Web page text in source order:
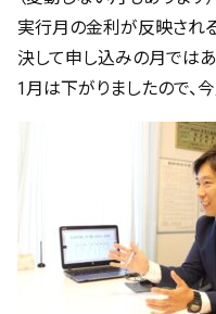
実行月の金利が反映され
決して申し込みの月ではあ
1月は下がりましたので、